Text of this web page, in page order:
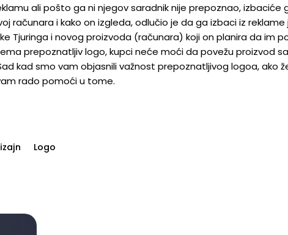
ali pošto ga ni njegov saradnik nije prepoznao, izbaciće
računara i kako on izgleda, odlučio je da ga izbaci iz
Tjuringa i novog proizvoda (računara) koji on planira da im
prepoznatljiv logo, kupci neće moći da povežu proizvod
kad smo vam objasnili važnost prepoznatljivog logoa, ako
rado pomoći u tome.
Logo